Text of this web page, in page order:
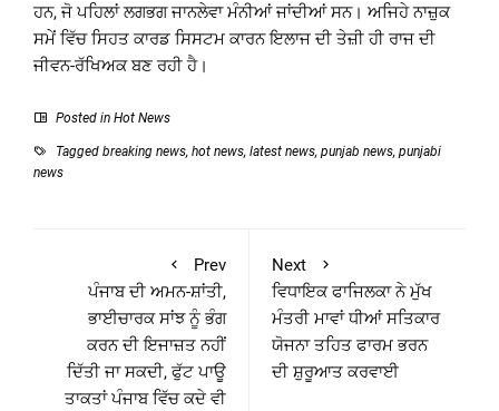
ਹਨ, ਜੋ ਪਹਿਲਾਂ ਲਗਭਗ ਜਾਨਲੇਵਾ ਮੰਨੀਆਂ ਜਾਂਦੀਆਂ ਸਨ। ਅਜਿਹੇ ਨਾਜ਼ੁਕ
ਸਮੇਂ ਵਿੱਚ ਸਿਹਤ ਕਾਰਡ ਸਿਸਟਮ ਕਾਰਨ ਇਲਾਜ ਦੀ ਤੇਜ਼ੀ ਹੀ ਰਾਜ ਦੀ
ਜੀਵਨ-ਰੱਖਿਅਕ ਬਣ ਰਹੀ ਹੈ।
Posted in Hot News
Tagged breaking news, hot news, latest news, punjab news, punjabi
news
Prev
ਪੰਜਾਬ ਦੀ ਅਮਨ-ਸ਼ਾਂਤੀ,
ਭਾਈਚਾਰਕ ਸਾਂਝ ਨੂੰ ਭੰਗ
ਕਰਨ ਦੀ ਇਜਾਜ਼ਤ ਨਹੀਂ
ਦਿੱਤੀ ਜਾ ਸਕਦੀ, ਫੁੱਟ ਪਾਊ
ਤਾਕਤਾਂ ਪੰਜਾਬ ਵਿੱਚ ਕਦੇ ਵੀ
Next
ਵਿਧਾਇਕ ਫਾਜਿਲਕਾ ਨੇ ਮੁੱਖ
ਮੰਤਰੀ ਮਾਵਾਂ ਧੀਆਂ ਸਤਿਕਾਰ
ਯੋਜਨਾ ਤਹਿਤ ਫਾਰਮ ਭਰਨ
ਦੀ ਸ਼ੁਰੂਆਤ ਕਰਵਾਈ